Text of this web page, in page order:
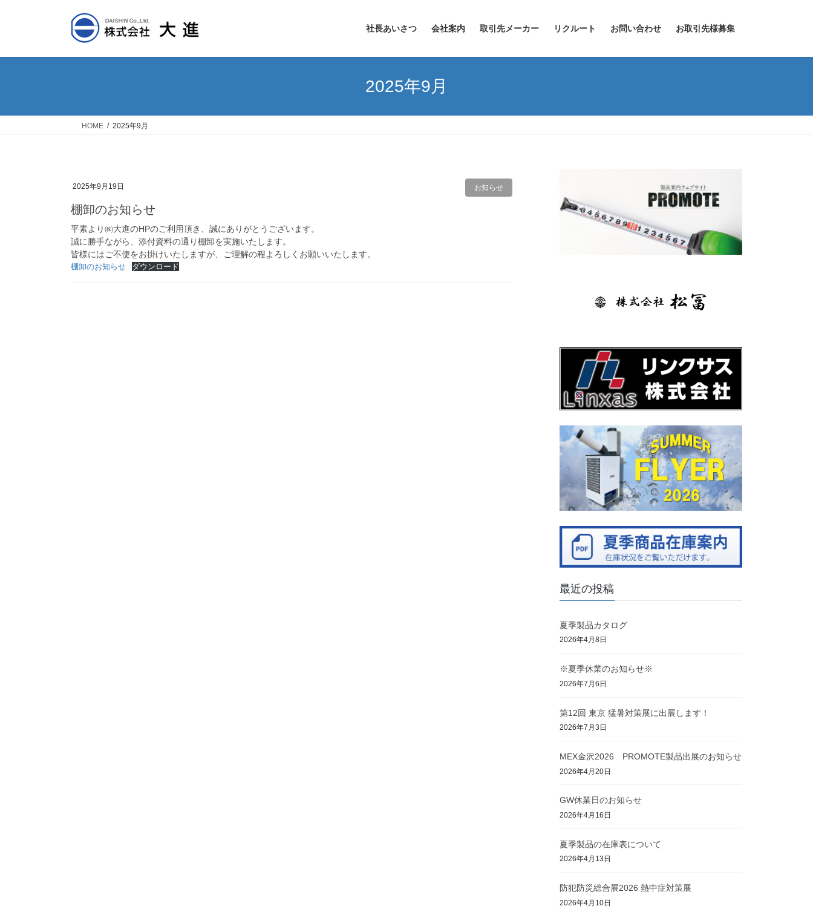
社長あいさつ 会社案内 取引先メーカー リクルート お問い合わせ お取引先様募集
2025年9月
HOME 2025年9月
2025年9月19日 お知らせ
棚卸のお知らせ
平素より㈱大進のHPのご利用頂き、誠にありがとうございます。
誠に勝手ながら、添付資料の通り棚卸を実施いたします。
皆様にはご不便をお掛けいたしますが、ご理解の程よろしくお願いいたします。
棚卸のお知らせ ダウンロード
最近の投稿
夏季製品カタログ
2026年4月8日
※夏季休業のお知らせ※
2026年7月6日
第12回 東京 猛暑対策展に出展します！
2026年7月3日
MEX金沢2026 PROMOTE製品出展のお知らせ
2026年4月20日
GW休業日のお知らせ
2026年4月16日
夏季製品の在庫表について
2026年4月13日
防犯防災総合展2026 熱中症対策展
2026年4月10日